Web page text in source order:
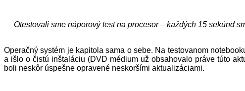
Otestovali sme náporový test na procesor – každých 15 sekúnd
Operačný systém je kapitola sama o sebe. Na testovanom
a išlo o čistú inštaláciu (DVD médium už obsahovalo práve túto
boli neskôr úspešne opravené neskoršími aktualizáciami.